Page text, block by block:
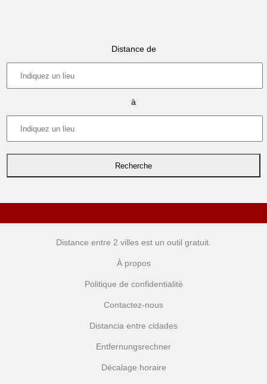
Distance de
à
Distance entre 2 villes est un outil gratuit.
À propos
Politique de confidentialité
Contactez-nous
Distancia entre cidades
Entfernungsrechner
Décalage horaire